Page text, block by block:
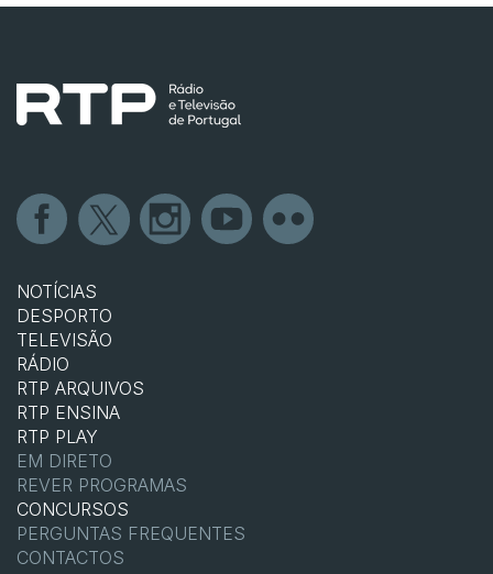
NOTÍCIAS
DESPORTO
TELEVISÃO
RÁDIO
RTP ARQUIVOS
RTP ENSINA
RTP PLAY
EM DIRETO
REVER PROGRAMAS
CONCURSOS
PERGUNTAS FREQUENTES
CONTACTOS